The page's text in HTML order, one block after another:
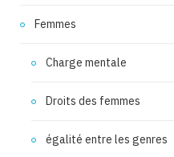
Femmes
Charge mentale
Droits des femmes
égalité entre les genres